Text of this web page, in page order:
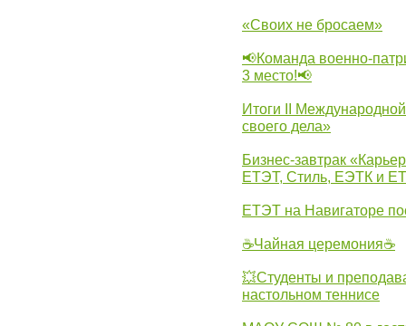
«Своих не бросаем»
📢Команда военно-
3 место!📢
Итоги II
своего дела»
Бизнес-завтрак
ЕТЭТ, Стиль, ЕЭТК и
ЕТЭТ на Навигаторе
☕Чайная церемония☕
💥Студенты и
настольном теннисе